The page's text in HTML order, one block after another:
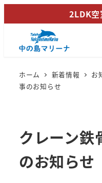
イ
2LDK
ホーム 新着情報 お
事のお知らせ
クレーン鉄
のお知らせ